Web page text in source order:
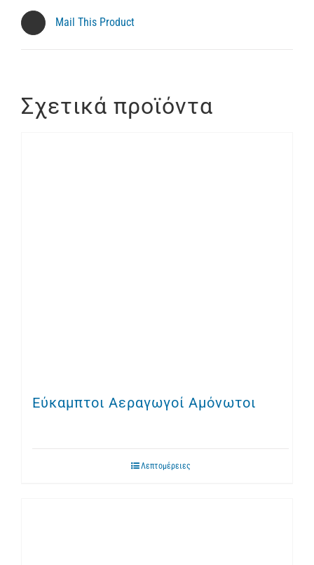
Mail This Product
Σχετικά προϊόντα
Εύκαμπτοι Αεραγωγοί Αμόνωτοι
Λεπτομέρειες